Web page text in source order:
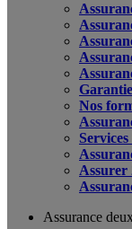
Nos
Assurer
Assurance